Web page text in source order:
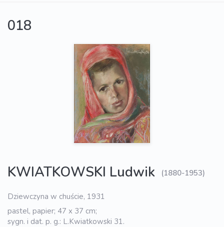
018
KWIATKOWSKI Ludwik (1880-1953)
Dziewczyna w chuście, 1931
pastel, papier; 47 x 37 cm;
sygn. i dat. p. g.: L.Kwiatkowski 31.